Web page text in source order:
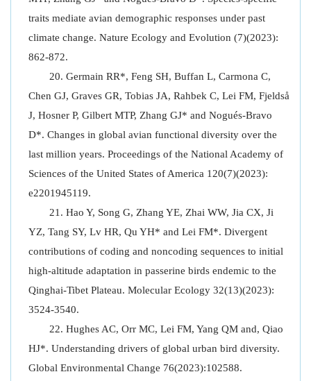
traits mediate avian demographic responses under past
climate change. Nature Ecology and Evolution (7)(2023):
862-872.
Germain RR*, Feng SH, Buffan L, Carmona C,
Chen GJ, Graves GR, Tobias JA, Rahbek C, Lei FM, Fjeldså
J, Hosner P, Gilbert MTP, Zhang GJ* and Nogués-Bravo
D*. Changes in global avian functional diversity over the
last million years. Proceedings of the National Academy of
Sciences of the United States of America 120(7)(2023):
e2201945119.
Hao Y, Song G, Zhang YE, Zhai WW, Jia CX, Ji
YZ, Tang SY, Lv HR, Qu YH* and Lei FM*. Divergent
contributions of coding and noncoding sequences to initial
high-altitude adaptation in passerine birds endemic to the
Qinghai-Tibet Plateau. Molecular Ecology 32(13)(2023):
3524-3540.
Hughes AC, Orr MC, Lei FM, Yang QM and, Qiao
HJ*. Understanding drivers of global urban bird diversity.
Global Environmental Change 76(2023):102588.